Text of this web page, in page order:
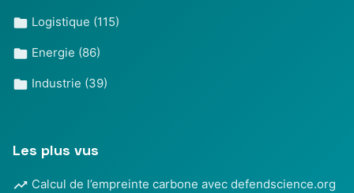
Logistique (115)
Energie (86)
Industrie (39)
Les plus vus
Calcul de l’empreinte carbone avec defendscience.org